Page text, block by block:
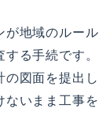
が地域のルール
る手続です。
の図面を提出し
ないまま工事を